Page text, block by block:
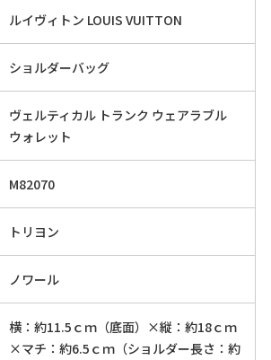
ルイヴィトン LOUIS VUITTON
ショルダーバッグ
ヴェルティカル トランク ウェアラブル
ウォレット
M82070
トリヨン
ノワール
横：約11.5ｃｍ（底面）×縦：約18ｃｍ
×マチ：約6.5ｃｍ（ショルダー長さ：約